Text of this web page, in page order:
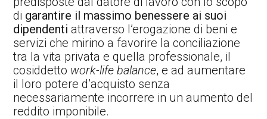
di garantire il massimo benessere ai suoi
dipendenti attraverso l’erogazione di beni e
servizi che mirino a favorire la conciliazione
tra la vita privata e quella professionale, il
cosiddetto work-life balance, e ad aumentare
il loro potere d’acquisto senza
necessariamente incorrere in un aumento del
reddito imponibile.